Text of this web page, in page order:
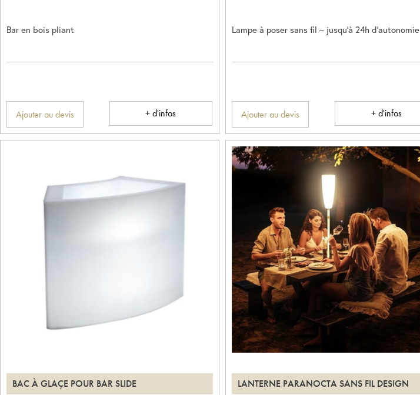
Bar en bois pliant
Ajouter au devis + d'infos
Lampe à poser sans fil – jusqu’à 24h d’autonomie
Ajouter au devis + d'infos
BAC À GLAÇE POUR BAR SLIDE LANTERNE PARANOCTA SANS FIL DESIGN